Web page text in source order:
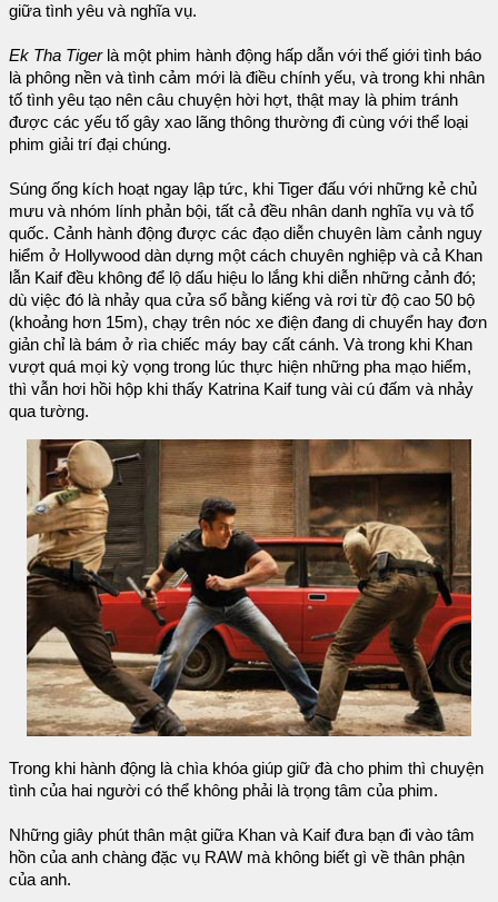
giữa tình yêu và nghĩa vụ.
Ek Tha Tigerlà một phim hành động hấp dẫn với thế giới tình báo
là phông nền và tình cảm mới là điều chính yếu, và trong khi nhân
tố tình yêu tạo nên câu chuyện hời hợt, thật may là phim tránh
được các yếu tố gây xao lãng thông thường đi cùng với thể loại
phim giải trí đại chúng.
Súng ống kích hoạt ngay lập tức, khi Tiger đấu với những kẻ chủ
mưu và nhóm lính phản bội, tất cả đều nhân danh nghĩa vụ và tổ
quốc. Cảnh hành động được các đạo diễn chuyên làm cảnh nguy
hiểm ở Hollywood dàn dựng một cách chuyên nghiệp và cả Khan
lẫn Kaif đều không để lộ dấu hiệu lo lắng khi diễn những cảnh đó;
dù việc đó là nhảy qua cửa sổ bằng kiếng và rơi từ độ cao 50 bộ
(khoảng hơn 15m), chạy trên nóc xe điện đang di chuyển hay đơn
giản chỉ là bám ở rìa chiếc máy bay cất cánh. Và trong khi Khan
vượt quá mọi kỳ vọng trong lúc thực hiện những pha mạo hiểm,
thì vẫn hơi hồi hộp khi thấy Katrina Kaif tung vài cú đấm và nhảy
qua tường.
Trong khi hành động là chìa khóa giúp giữ đà cho phim thì chuyện
tình của hai người có thể không phải là trọng tâm của phim.
Những giây phút thân mật giữa Khan và Kaif đưa bạn đi vào tâm
hồn của anh chàng đặc vụ RAW mà không biết gì về thân phận
của anh.